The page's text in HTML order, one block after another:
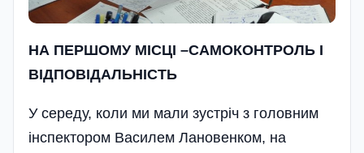
НА ПЕРШОМУ МІСЦІ –САМОКОНТРОЛЬ І
ВІДПОВІДАЛЬНІСТЬ
У середу, коли ми мали зустріч з головним
інспектором Василем Лановенком, на